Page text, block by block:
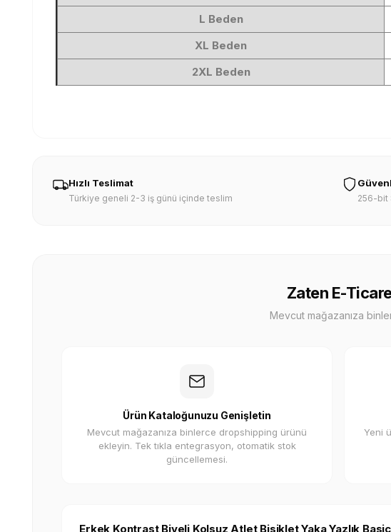
L Beden
XL Beden
2XL Beden
Hızlı Teslimat
Türkiye geneli 2-3 iş günü içinde teslim 256-bit
Zaten E-
Mevcut mağazanıza
Ürün Kataloğunuzu Genişletin
Mevcut mağazanıza binlerce dropshipping ürünü
ekleyin. Tek tıkla entegrasyon, otomatik stok
güncellemesi.
Yeni
Erkek Kontrast Biyeli Kolsuz Atlet Bisiklet Yaka Yazlık